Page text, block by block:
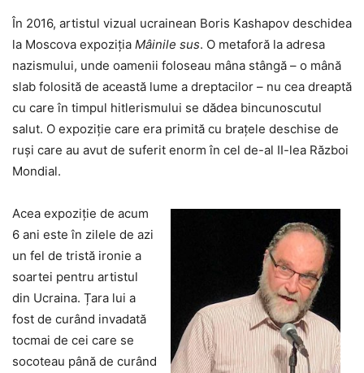
În 2016, artistul vizual ucrainean Boris Kashapov deschidea
la Moscova expoziția Mâinile sus. O metaforă la adresa
nazismului, unde oamenii foloseau mâna stângă – o mână
slab folosită de această lume a dreptacilor – nu cea dreaptă
cu care în timpul hitlerismului se dădea bincunoscutul
salut. O expoziție care era primită cu brațele deschise de
ruși care au avut de suferit enorm în cel de-al II-lea Război
Mondial.
Acea expoziție de acum
6 ani este în zilele de azi
un fel de tristă ironie a
soartei pentru artistul
din Ucraina. Țara lui a
fost de curând invadată
tocmai de cei care se
socoteau până de curând